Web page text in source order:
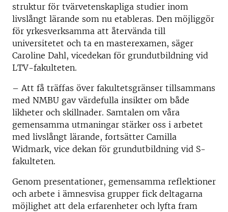
struktur för tvärvetenskapliga studier inom
livslångt lärande som nu etableras. Den möjliggör
för yrkesverksamma att återvända till
universitetet och ta en masterexamen, säger
Caroline Dahl, vicedekan för grundutbildning vid
LTV-fakulteten.
– Att få träffas över fakultetsgränser tillsammans
med NMBU gav värdefulla insikter om både
likheter och skillnader. Samtalen om våra
gemensamma utmaningar stärker oss i arbetet
med livslångt lärande, fortsätter Camilla
Widmark, vice dekan för grundutbildning vid S-
fakulteten.
Genom presentationer, gemensamma reflektioner
och arbete i ämnesvisa grupper fick deltagarna
möjlighet att dela erfarenheter och lyfta fram